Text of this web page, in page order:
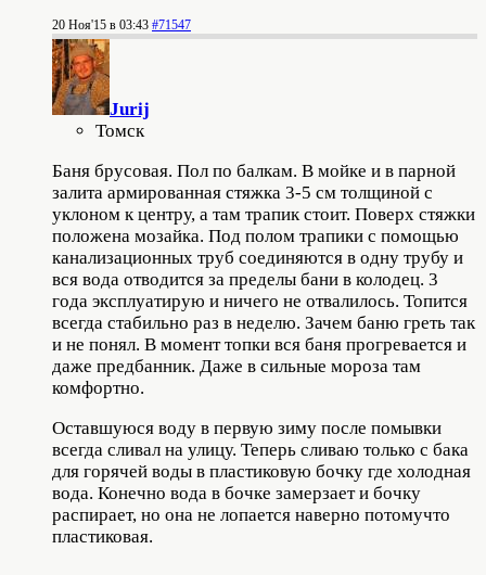
20 Ноя'15 в 03:43 #71547
Jurij
Томск
Баня брусовая. Пол по балкам. В мойке и в парной
залита армированная стяжка 3-5 см толщиной с
уклоном к центру, а там трапик стоит. Поверх стяжки
положена мозайка. Под полом трапики с помощью
канализационных труб соединяются в одну трубу и
вся вода отводится за пределы бани в колодец. 3
года эксплуатирую и ничего не отвалилось. Топится
всегда стабильно раз в неделю. Зачем баню греть так
и не понял. В момент топки вся баня прогревается и
даже предбанник. Даже в сильные мороза там
комфортно.
Оставшуюся воду в первую зиму после помывки
всегда сливал на улицу. Теперь сливаю только с бака
для горячей воды в пластиковую бочку где холодная
вода. Конечно вода в бочке замерзает и бочку
распирает, но она не лопается наверно потомучто
пластиковая.